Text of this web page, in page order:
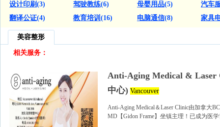
设计印刷(3) 驾驶教练(6) 母婴用品(5)
汽车
翻译公证(4) 教育培训 (16) 电脑通信(8) 家具
美容整形
相关服务：
Anti-Aging Medical &
中心) Vancouver
Anti-Aging Medical＆Laser Clinic由加拿大
MD【Gidon Frame】坐镇主理！已成为医